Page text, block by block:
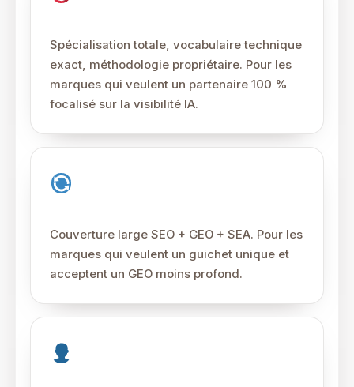
Spécialisation totale, vocabulaire technique
exact, méthodologie propriétaire. Pour les
marques qui veulent un partenaire 100 %
focalisé sur la visibilité IA.
Couverture large SEO + GEO + SEA. Pour les
marques qui veulent un guichet unique et
acceptent un GEO moins profond.